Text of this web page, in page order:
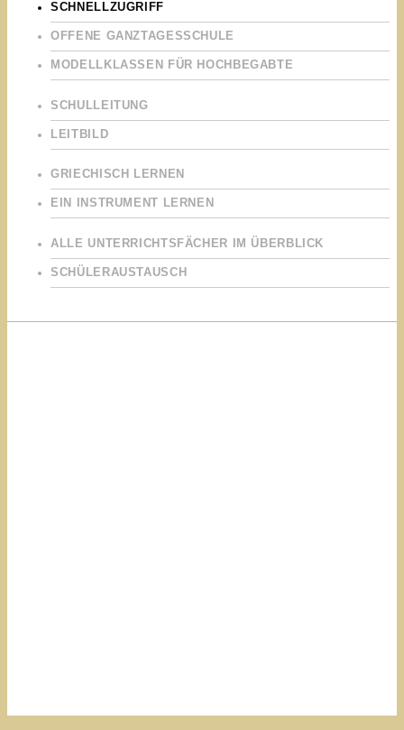
SCHNELLZUGRIFF
OFFENE GANZTAGESSCHULE
MODELLKLASSEN FÜR HOCHBEGABTE
SCHULLEITUNG
LEITBILD
GRIECHISCH LERNEN
EIN INSTRUMENT LERNEN
ALLE UNTERRICHTSFÄCHER IM ÜBERBLICK
SCHÜLERAUSTAUSCH